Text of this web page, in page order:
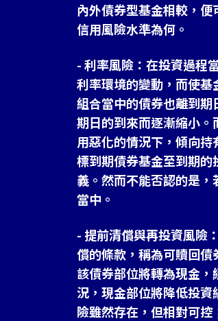
內外債券型基金相較，
信用風險水準為何。
- 利率風險：在投資過程
利率環境的變動，而使
組合當中的債券也離到
期日的到來而逐漸縮小
用惡化的情況下，傾向
標到期債券基金至到期
義。然而不能否認的是
當中。
- 提前清償與再投資風險
償的條款，稱為可贖回
該債券部位將轉為現金
況，現金部位將降低投
險雖然存在，但相對可